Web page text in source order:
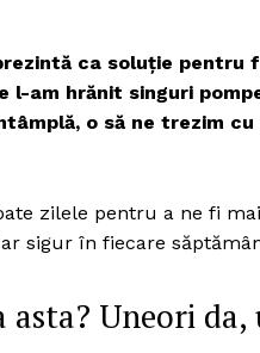
ca soluție
am hrănit singuri
o să ne trezim
zilele pentru a ne fi
sigur în fiecare
Uneori